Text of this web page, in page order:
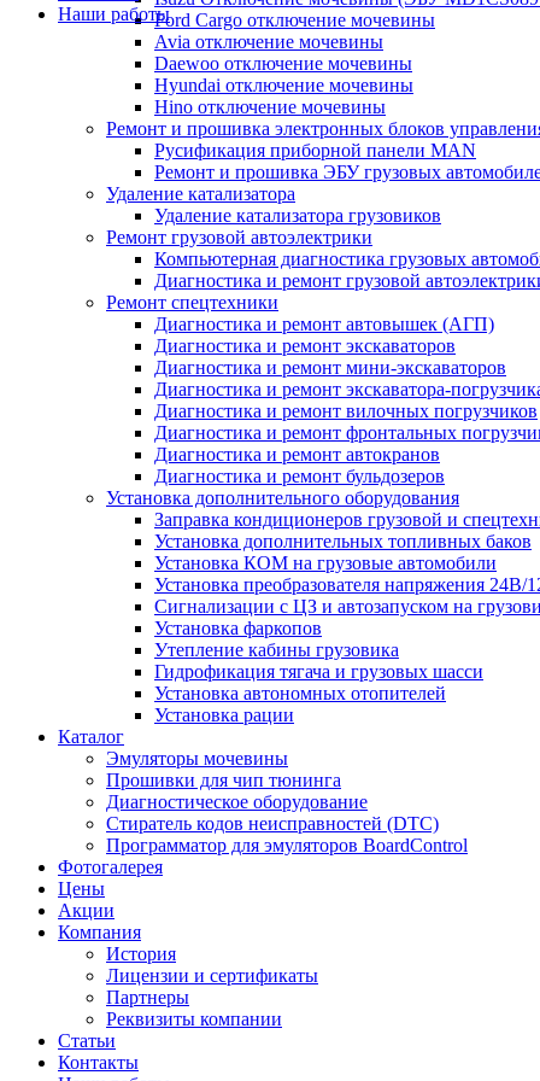
Наши работыFord Cargo отключение мочевины
Avia отключение мочевины
Daewoo отключение мочевины
Hyundai отключение мочевины
Hino отключение мочевины
Ремонт и прошивка электронных блоков
Русификация приборной панели MAN
Ремонт и прошивка ЭБУ грузовых
Удаление катализатора
Удаление катализатора грузовиков
Ремонт грузовой автоэлектрики
Компьютерная диагностика грузовых
Диагностика и ремонт грузовой
Ремонт спецтехники
Диагностика и ремонт автовышек (АГП)
Диагностика и ремонт экскаваторов
Диагностика и ремонт мини-экскаваторов
Диагностика и ремонт экскаватора-
Диагностика и ремонт вилочных погрузчиков
Диагностика и ремонт фронтальных
Диагностика и ремонт автокранов
Диагностика и ремонт бульдозеров
Установка дополнительного оборудования
Заправка кондиционеров грузовой и
Установка дополнительных топливных баков
Установка КОМ на грузовые автомобили
Установка преобразователя напряжения 24В/
Сигнализации с ЦЗ и автозапуском на
Установка фаркопов
Утепление кабины грузовика
Гидрофикация тягача и грузовых шасси
Установка автономных отопителей
Установка рации
Каталог
Эмуляторы мочевины
Прошивки для чип тюнинга
Диагностическое оборудование
Стиратель кодов неисправностей (DTC)
Программатор для эмуляторов BoardControl
Фотогалерея
Цены
Акции
Компания
История
Лицензии и сертификаты
Партнеры
Реквизиты компании
Статьи
Контакты